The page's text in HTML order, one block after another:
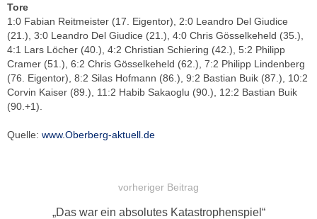
Tore
1:0 Fabian Reitmeister (17. Eigentor), 2:0 Leandro Del Giudice
(21.), 3:0 Leandro Del Giudice (21.), 4:0 Chris Gösselkeheld (35.),
4:1 Lars Löcher (40.), 4:2 Christian Schiering (42.), 5:2 Philipp
Cramer (51.), 6:2 Chris Gösselkeheld (62.), 7:2 Philipp Lindenberg
(76. Eigentor), 8:2 Silas Hofmann (86.), 9:2 Bastian Buik (87.), 10:2
Corvin Kaiser (89.), 11:2 Habib Sakaoglu (90.), 12:2 Bastian Buik
(90.+1).
Quelle: www.Oberberg-aktuell.de
vorheriger Beitrag
Vorheriger
„Das war ein absolutes Katastrophenspiel“